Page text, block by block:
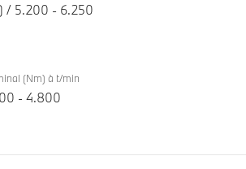
/ 5.200 - 6.250
(Nm) à t/min
- 4.800